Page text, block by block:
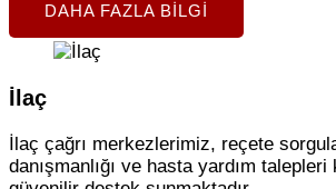
DAHA FAZLA BILGI
İlaç
İlaç çağrı merkezlerimiz, reçete
danışmanlığı ve hasta yardım talepleri